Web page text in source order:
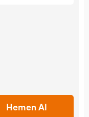
Hemen Al